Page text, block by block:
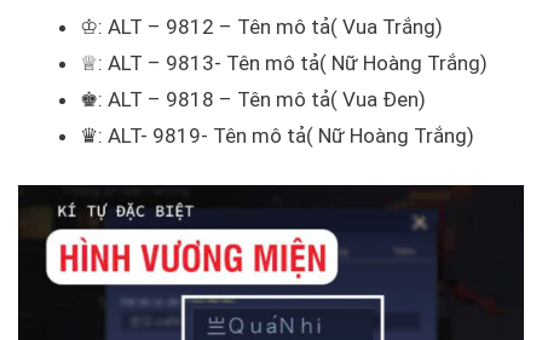
♔: ALT – 9812 – Tên mô tả( Vua Trắng)
♕: ALT – 9813- Tên mô tả( Nữ Hoàng Trắng)
♚: ALT – 9818 – Tên mô tả( Vua Đen)
♛: ALT- 9819- Tên mô tả( Nữ Hoàng Trắng)